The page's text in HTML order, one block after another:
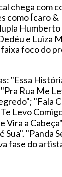
chega com
como Ícaro &
Humberto
e Luiza
foco do
"Essa
Rua Me
"Fala
Levo
Vira a
Sua". "Panda
fase do